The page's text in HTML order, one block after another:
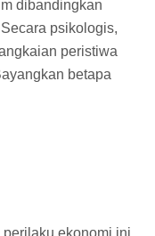
dibandingkan
psikologis,
peristiwa
betapa
ekonomi ini,